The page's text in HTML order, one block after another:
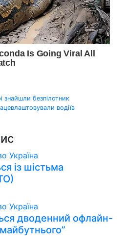
знайшли безпілотник
водіїв
Україна
із шістьма
Україна
дводенний офлайн-